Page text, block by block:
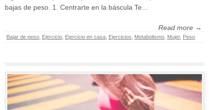
bajas de peso. 1. Centrarte en la báscula Te…
Read more →
Bajar de peso Ejercicio Ejercicio en casa Ejercicios Metabolismo Mujer, Peso